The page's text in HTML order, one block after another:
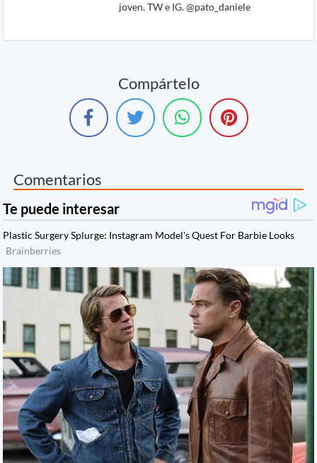
joven. TW e IG. @pato_daniele
Compártelo
Comentarios